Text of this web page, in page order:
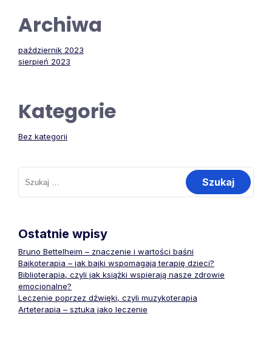
Archiwa
październik 2023
sierpień 2023
Kategorie
Bez kategorii
Szukaj:
Ostatnie wpisy
Bruno Bettelheim – znaczenie i wartości baśni
Bajkoterapia – jak bajki wspomagają terapię dzieci?
Biblioterapia, czyli jak książki wspierają nasze zdrowie
emocjonalne?
Leczenie poprzez dźwięki, czyli muzykoterapia
Arteterapia – sztuka jako leczenie